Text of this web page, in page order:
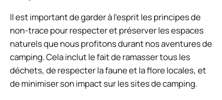
Il est important de garder à l’esprit les principes de
non-trace pour respecter et préserver les espaces
naturels que nous profitons durant nos aventures de
camping. Cela inclut le fait de ramasser tous les
déchets, de respecter la faune et la flore locales, et
de minimiser son impact sur les sites de camping.